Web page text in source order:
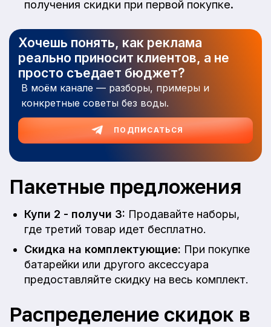
получения скидки при первой покупке.
Хочешь понять, как реклама
реально приносит клиентов, а не
просто съедает бюджет?
В моём канале — разборы, примеры и
конкретные советы без воды.
ПОДПИСАТЬСЯ
Пакетные предложения
Купи 2 - получи 3: Продавайте наборы,
где третий товар идет бесплатно.
Скидка на комплектующие: При покупке
батарейки или другого аксессуара
предоставляйте скидку на весь комплект.
Распределение скидок в